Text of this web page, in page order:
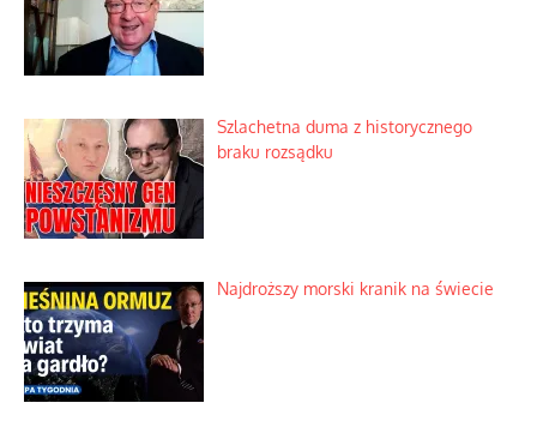
Szlachetna duma z historycznego
braku rozsądku
Najdroższy morski kranik na świecie